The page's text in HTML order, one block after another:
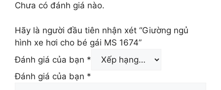
Chưa có đánh giá nào.
Hãy là người đầu tiên nhận xét “Giường ngủ
hình xe hơi cho bé gái MS 1674”
Đánh giá của bạn *
Đánh giá của bạn *